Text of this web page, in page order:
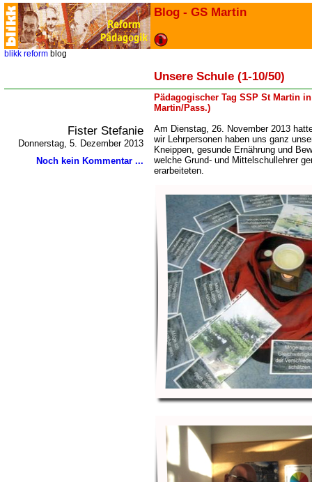
Blog - GS Martin
blikk reform blog
Unsere Schule (1-10/50)
Pädagogischer Tag SSP St Martin
Martin/Pass.)
Fister Stefanie
Donnerstag, 5. Dezember 2013
Noch kein Kommentar ...
Am Dienstag, 26. November 2013
wir Lehrpersonen haben uns ganz
Kneippen, gesunde Ernährung und
welche Grund- und Mittelschullehrer
erarbeiteten.